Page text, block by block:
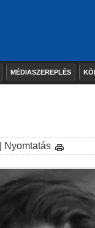
MÉDIASZEREPLÉS
Nyomtatás